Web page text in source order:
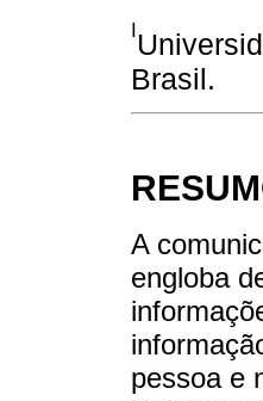
I
Brasil.
A
engloba
pessoa e